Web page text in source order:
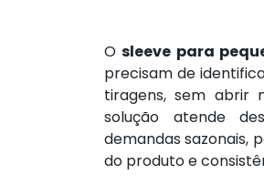
Osleeve para
precisam de
tiragens, sem abrir
solução atende
demandas sazonais,
do produto e